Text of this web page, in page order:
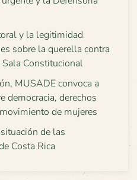
y la legitimidad
sobre la querella contra
Constitucional
MUSADE convoca a
democracia, derechos
de mujeres
de las
Costa Rica